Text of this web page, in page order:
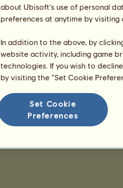
about Ubisoft's use of personal
preferences at anytime by
In addition to the above, by
website activity, including game
technologies. If you wish to
by visiting the “Set Cookie
Set Cookie
Preferences